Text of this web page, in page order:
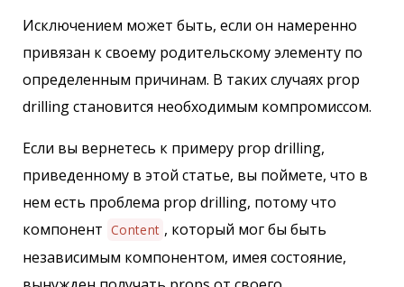
Исключением может быть, если он намеренно
привязан к своему родительскому элементу по
определенным причинам. В таких случаях prop
drilling становится необходимым компромиссом.
Если вы вернетесь к примеру prop drilling,
приведенному в этой статье, вы поймете, что в
нем есть проблема prop drilling, потому что
компонент Content , который мог бы быть
независимым компонентом, имея состояние,